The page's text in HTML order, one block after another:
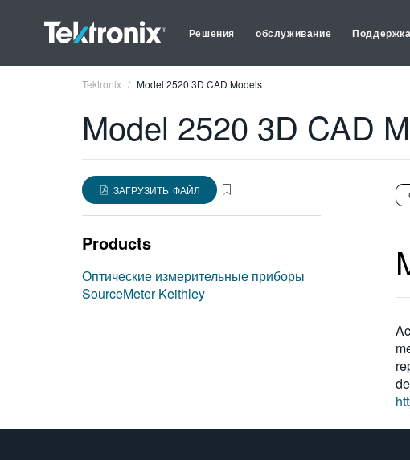
Решения обслуживание Поддержка
Tektronix Model 2520 3D CAD Models
Model 2520 3D CAD
ЗАГРУЗИТЬ ФАЙЛ
Products
Оптические измерительные приборы
SourceMeter Keithley